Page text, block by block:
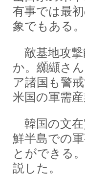
有事では最
象でもある
敵基地攻撃
か。纐纈さ
ア諸国も警
米国の軍需
韓国の文在
鮮半島での
とができる
説した。